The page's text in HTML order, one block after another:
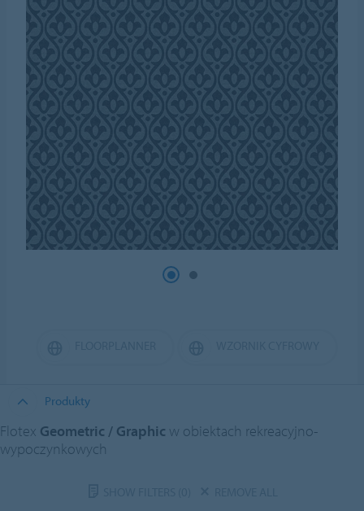
Produkty
Flotex Geometric / Graphic w obiektach rekreacyjno-
wypoczynkowych